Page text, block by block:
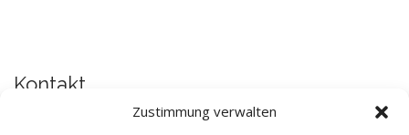
Zustimmung verwalten
Kontakt